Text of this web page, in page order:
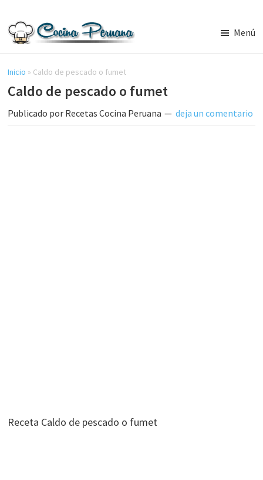
contenido
lateral
principal
Cocina
Peruana,
Recetas
de
Comida
Menú
Inicio » Caldo de pescado o fumet
Caldo de pescado o fumet
Publicado por Recetas Cocina Peruana deja un comentario
Receta Caldo de pescado o fumet